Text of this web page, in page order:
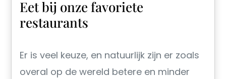
Eet bij onze favoriete
restaurants
Er is veel keuze, en natuurlijk zijn er zoals
overal op de wereld betere en minder